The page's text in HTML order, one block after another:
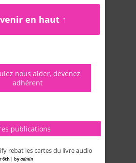
en haut ↑
nous aider, devenez
adhérent
publications
rebat les cartes du livre audio
6th | byadmin